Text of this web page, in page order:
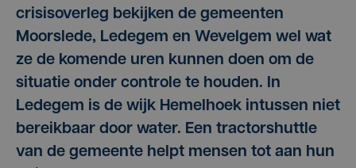
crisisoverleg bekijken de gemeenten
Moorslede, Ledegem en Wevelgem wel wat
ze de komende uren kunnen doen om de
situatie onder controle te houden. In
Ledegem is de wijk Hemelhoek intussen niet
bereikbaar door water. Een tractorshuttle
van de gemeente helpt mensen tot aan hun